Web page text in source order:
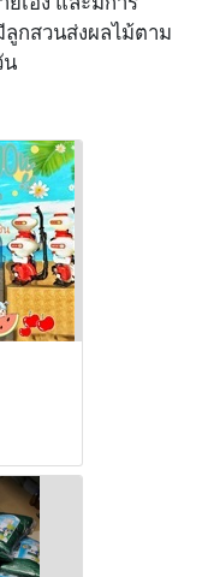
กสวนส่งผลไม้ตาม
น